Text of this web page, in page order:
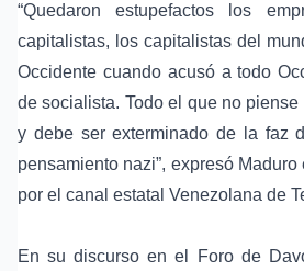
“Quedaron estupefactos los
capitalistas, los capitalistas del
Occidente cuando acusó a todo
de socialista. Todo el que no
y debe ser exterminado de la faz
pensamiento nazi”, expresó
por el canal estatal Venezolana de
En su discurso en el Foro de